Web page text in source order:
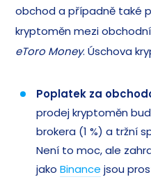
obchod a případně také
kryptoměn mezi
eToro Money. Úschova
Poplatek za
prodej kryptoměn
brokera (1 %) a tržní
Není to moc, ale
jakoBinance jsou